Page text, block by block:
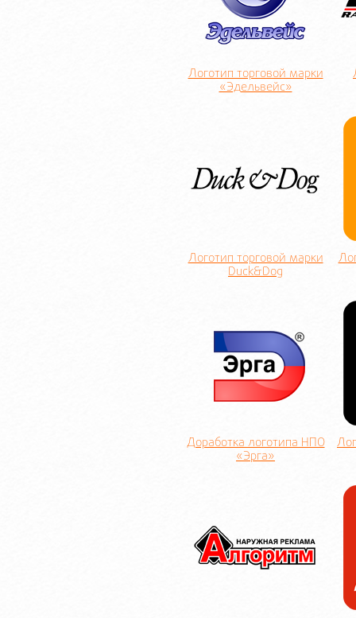
Логотип торговой марки
«Эдельвейс»
Логотип торговой марки
Duck&Dog
Доработка логотипа НПО
«Эрга»